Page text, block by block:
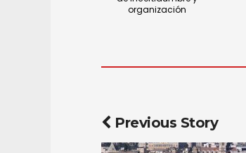
organización
Previous Story